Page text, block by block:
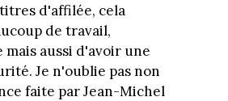
d'affilée, cela
de travail,
aussi d'avoir une
Je n'oublie pas non
faite par Jean-Michel